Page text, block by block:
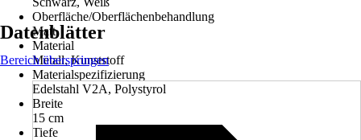
Oberfläche/Oberflächenbehandlung
Matt
Material
Metall, Kunststoff
Materialspezifizierung
Edelstahl V2A, Polystyrol
Breite
15 cm
Tiefe
Datenblätter
Bereich überspringen